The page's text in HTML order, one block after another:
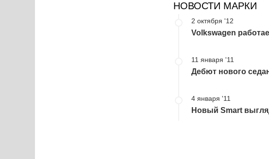
НОВОСТИ МАРКИ
2 октября '12
Volkswagen
11 января '11
Дебют нового
4 января '11
Новый Smart